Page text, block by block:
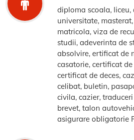
diploma scoala,
universitate,
matricola, viza de
studii, adeverinta de
absolvire, ertificat de
casatorie, certificat
certificat de deces,
celibat, buletin,
civila, cazier,
brevet, talon
asigurare obligatorie